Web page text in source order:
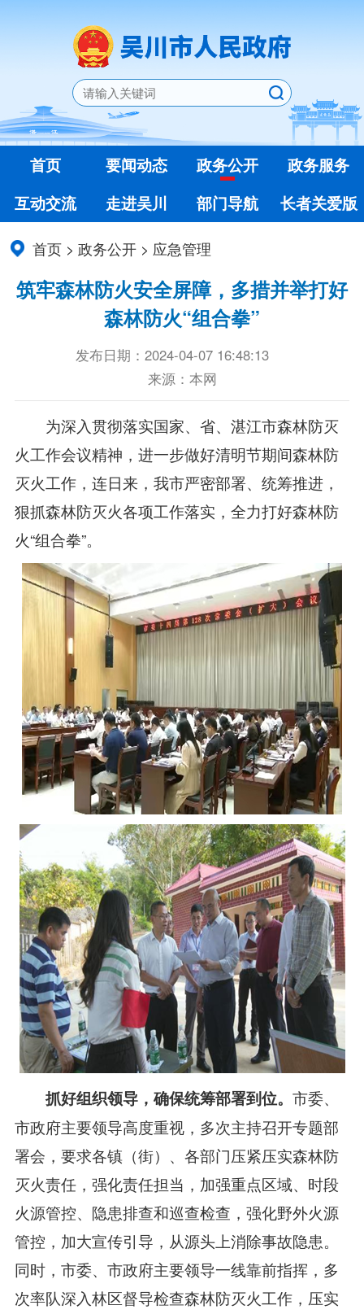
首页 要闻动态 政务公开
政务服务
互动交流
走进吴川 部门导航 长者关爱版
首页 >政务公开 > 应急管理
筑牢森林防火安全屏障，多措并举打好
森林防火“组合拳”
发布日期：2024-04-07 16:48:13
来源：本网
为深入贯彻落实国家、省、湛江市森林防灭
火工作会议精神，进一步做好清明节期间森林防
灭火工作，连日来，我市严密部署、统筹推进，
狠抓森林防灭火各项工作落实，全力打好森林防
火“组合拳”。
抓好组织领导，确保统筹部署到位。 市委、
市政府主要领导高度重视，多次主持召开专题部
署会，要求各镇（街）、各部门压紧压实森林防
灭火责任，强化责任担当，加强重点区域、时段
火源管控、隐患排查和巡查检查，强化野外火源
管控，加大宣传引导，从源头上消除事故隐患。
同时，市委、市政府主要领导一线靠前指挥，多
次率队深入林区督导检查森林防灭火工作，压实